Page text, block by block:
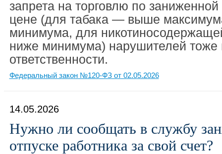
запрета на торговлю по
цене (для табака — выше
минимума, для
ниже минимума) нарушителей тоже
ответственности.
Федеральный закон №120-ФЗ от 02.05.2026
14.05.2026
Нужно ли сообщать в службу
отпуске работника за свой счет?